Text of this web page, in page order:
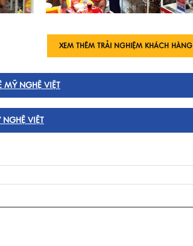
XEM THÊM TRẢI NGHIỆM KHÁCH HÀNG
MỸ NGHỆ VIỆT
VIỆT